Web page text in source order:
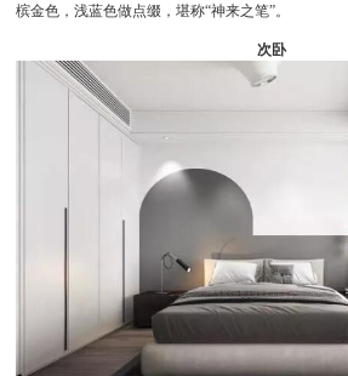
槟金色，浅蓝色做点缀，堪称“神来之笔”。
次卧